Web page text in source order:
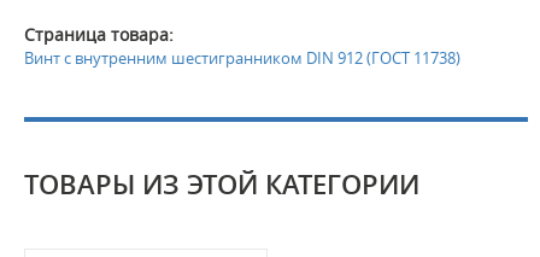
Страница товара:
Винт с внутренним шестигранником DIN 912 (ГОСТ 11738)
ТОВАРЫ ИЗ ЭТОЙ КАТЕГОРИИ